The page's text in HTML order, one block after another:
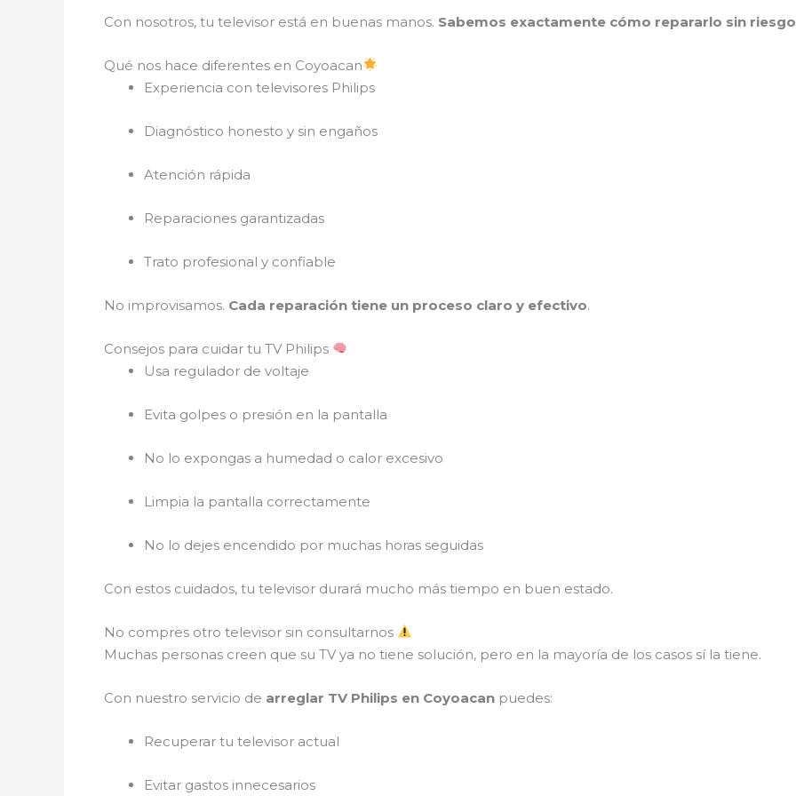
Con nosotros, tu televisor está en buenas manos. Sabemos exactamente cómo repararlo sin
Qué nos hace diferentes en Coyoacan
Experiencia con televisores Philips
Diagnóstico honesto y sin engaños
Atención rápida
Reparaciones garantizadas
Trato profesional y confiable
No improvisamos. Cada reparación tiene un proceso claro y efectivo.
Consejos para cuidar tu TV Philips
Usa regulador de voltaje
Evita golpes o presión en la pantalla
No lo expongas a humedad o calor excesivo
Limpia la pantalla correctamente
No lo dejes encendido por muchas horas seguidas
Con estos cuidados, tu televisor durará mucho más tiempo en buen estado.
No compres otro televisor sin consultarnos
Muchas personas creen que su TV ya no tiene solución, pero en la mayoría de los casos sí la tiene.
Con nuestro servicio de arreglar TV Philips en Coyoacan puedes:
Recuperar tu televisor actual
Evitar gastos innecesarios